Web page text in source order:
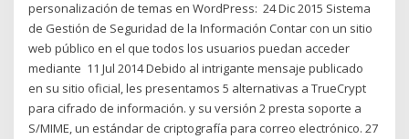
personalización de temas en WordPress: 24 Dic 2015 Sistema
de Gestión de Seguridad de la Información Contar con un sitio
web público en el que todos los usuarios puedan acceder
mediante 11 Jul 2014 Debido al intrigante mensaje publicado
en su sitio oficial, les presentamos 5 alternativas a TrueCrypt
para cifrado de información. y su versión 2 presta soporte a
S/MIME, un estándar de criptografía para correo electrónico. 27